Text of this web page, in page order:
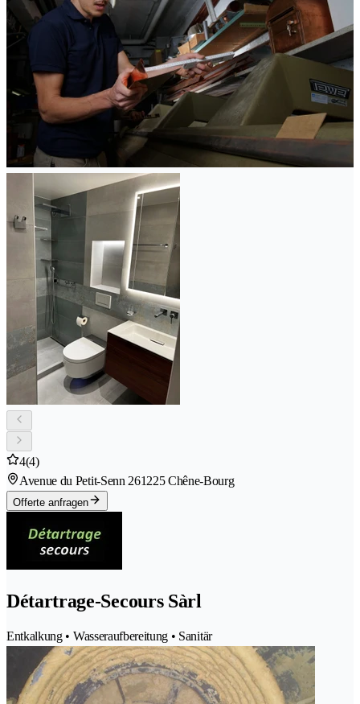
4(4)
Avenue du Petit-Senn 261225 Chêne-Bourg
Offerte anfragen
Détartrage-Secours Sàrl
Entkalkung • Wasseraufbereitung • Sanitär